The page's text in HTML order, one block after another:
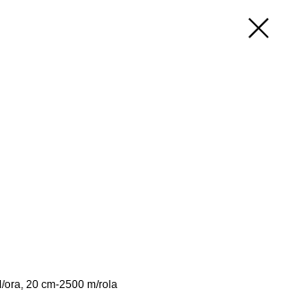
ora, 20 cm-2500 m/rola